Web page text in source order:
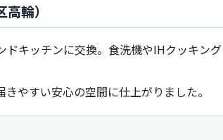
輪）
キッチンに交換。食洗機やIHクッキン
やすい安心の空間に仕上がりました。